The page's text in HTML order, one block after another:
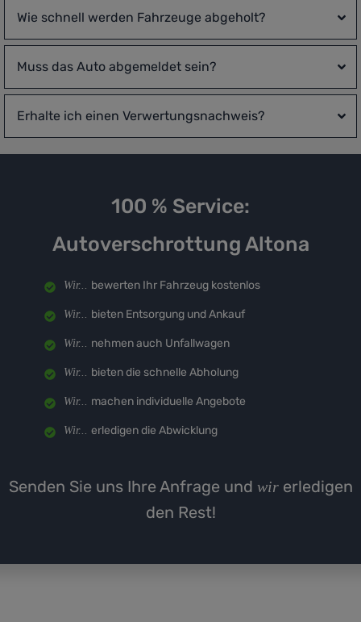
Wie schnell werden Fahrzeuge abgeholt?
Muss das Auto abgemeldet sein?
Erhalte ich einen Verwertungsnachweis?
100 % Service:
Autoverschrottung Altona
Wir... bewerten Ihr Fahrzeug kostenlos
Wir... bieten Entsorgung und Ankauf
Wir... nehmen auch Unfallwagen
Wir... bieten die schnelle Abholung
Wir... machen individuelle Angebote
Wir... erledigen die Abwicklung
Senden Sie uns Ihre Anfrage und wirerledigen
den Rest!